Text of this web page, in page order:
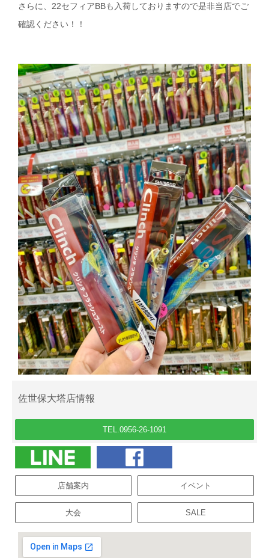
さらに、22セフィアBBも入荷しておりますので是非当店でご
確認ください！！
佐世保大塔店情報
TEL.0956-26-1091
店舗案内 イベント
大会 SALE